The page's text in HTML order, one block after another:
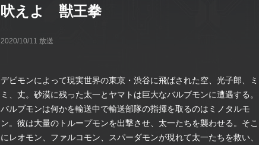
吠えよ 獣王拳
2020/10/11 放送
デビモンによって現実世界の東京・渋谷に飛ばされた空、光子郎、ミ
ミ、丈。砂漠に残った太一とヤマトは巨大なバルブモンに遭遇する。
バルブモンは何かを輸送中で輸送部隊の指揮を取るのはミノタルモ
ン。彼は大量のトループモンを出撃させ、太一たちを襲わせる。そこ
にレオモン、ファルコモン、スパーダモンが現れて太一たちを救い、